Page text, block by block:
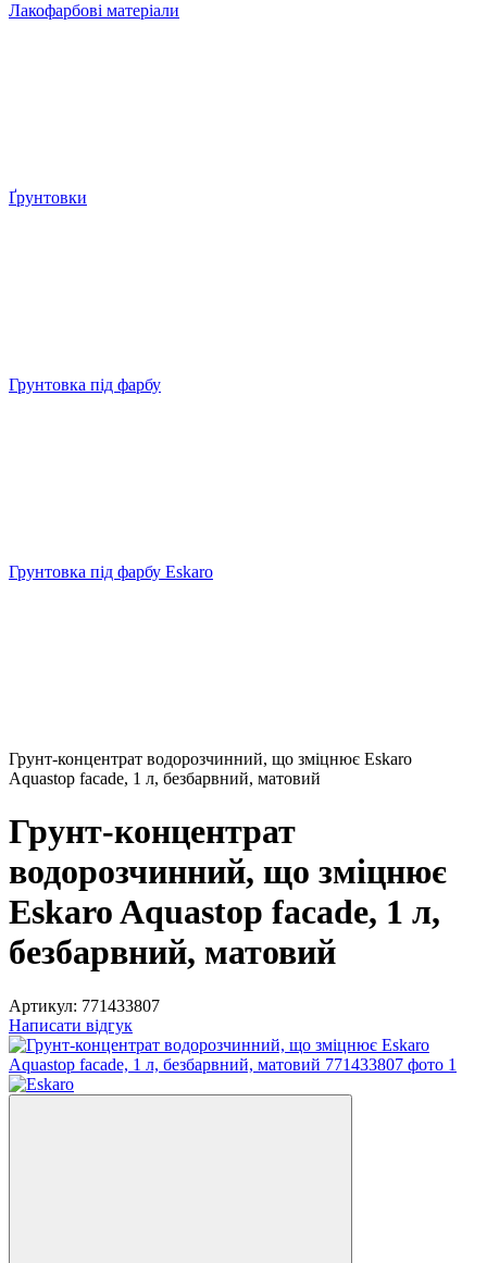
Лакофарбові матеріали
Ґрунтовки
Грунтовка під фарбу
Грунтовка під фарбу Eskaro
Грунт-концентрат водорозчинний, що зміцнює Eskaro
Aquastop facade, 1 л, безбарвний, матовий
Грунт-концентрат
водорозчинний, що зміцнює
Eskaro Aquastop facade, 1 л,
безбарвний, матовий
Артикул: 771433807
Написати відгук